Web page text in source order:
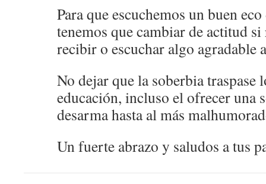
Para que escuchemos un buen
tenemos que cambiar de actitud
recibir o escuchar algo agradable
No dejar que la soberbia traspase
educación, incluso el ofrecer una
desarma hasta al más
Un fuerte abrazo y saludos a tus